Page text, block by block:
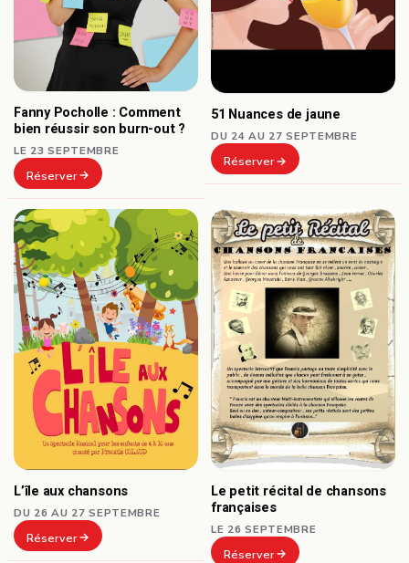
Fanny Pocholle : Comment
bien réussir son burn-out ?
LE 23 SEPTEMBRE
Réserver
51 Nuances de jaune
DU 24 AU 27 SEPTEMBRE
Réserver
L’île aux chansons
DU 26 AU 27 SEPTEMBRE
Réserver
Le petit récital de chansons
françaises
LE 26 SEPTEMBRE
Réserver